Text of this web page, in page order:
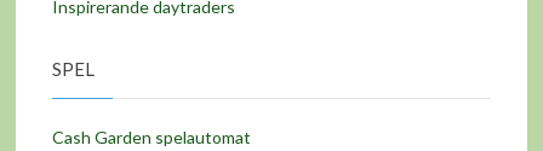
Inspirerande daytraders
SPEL
Cash Garden spelautomat